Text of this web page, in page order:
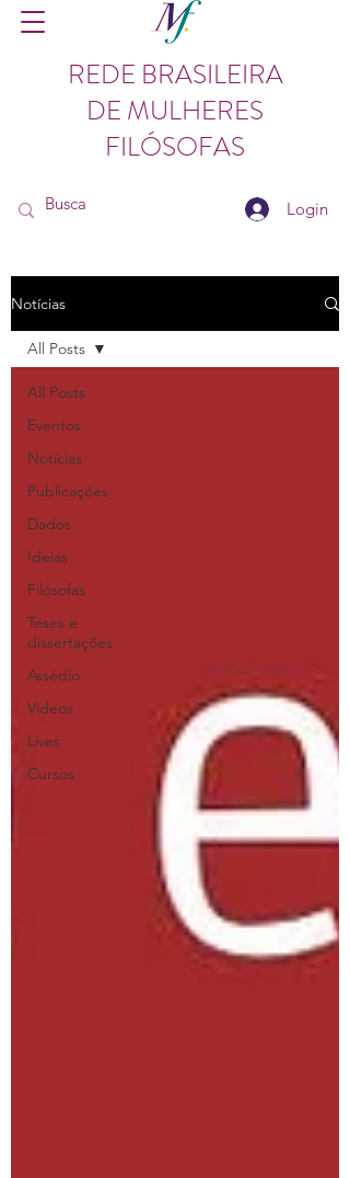
REDE BRASILEIRA
DE MULHERES
FILÓSOFAS
Login
Notícias
All Posts
Eventos
Notícias
Publicações
Dados
Ideias
Filósofas
Teses e
dissertações
Assédio
Vídeos
Lives
Cursos
All Posts